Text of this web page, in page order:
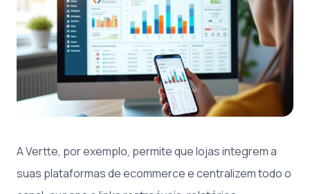
A Vertte, por exemplo, permite que lojas integrem a
suas plataformas de ecommerce e centralizem todo o